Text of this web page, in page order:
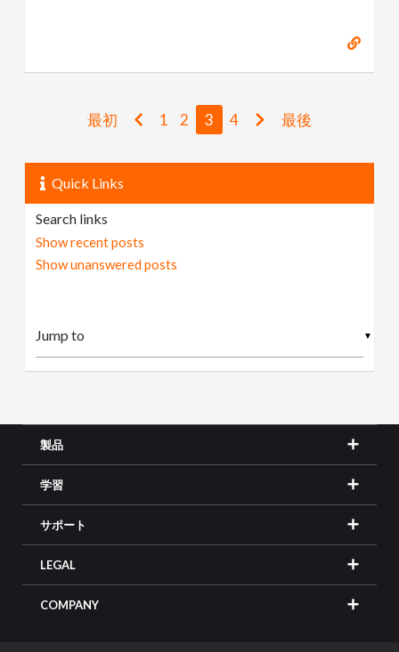
最初 1 2 3 4 最後
Quick Links
Search links
Show recent posts
Show unanswered posts
▼
製品
学習
サポート
LEGAL
COMPANY